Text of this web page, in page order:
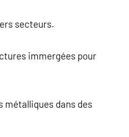
secteurs.
immergées pour
métalliques dans des